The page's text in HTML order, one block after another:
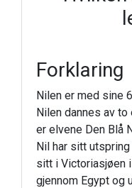
Forklaring
Nilen er med sine
Nilen dannes av
er elvene Den Blå
Nil har sitt
sitt i Victoriasjøen
gjennom Egypt og